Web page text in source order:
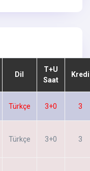
Dil
T+U
Saat
Kredi
Türkçe 3+0 3
Türkçe 3+0 3